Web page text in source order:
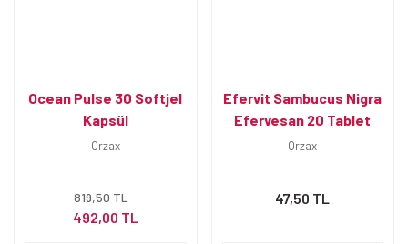
Ocean Pulse 30 Softjel
Kapsül
Orzax
819,50 TL
492,00 TL
Efervit Sambucus Nigra
Efervesan 20 Tablet
Orzax
47,50 TL